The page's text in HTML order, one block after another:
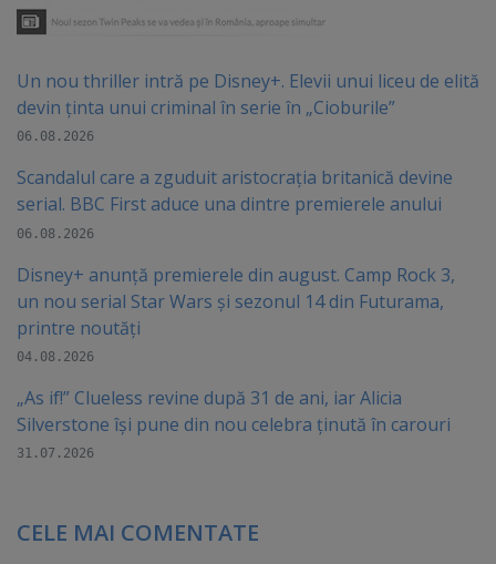
Un nou thriller intră pe Disney+. Elevii unui liceu de elită
devin ținta unui criminal în serie în „Cioburile”
06.08.2026
Scandalul care a zguduit aristocrația britanică devine
serial. BBC First aduce una dintre premierele anului
06.08.2026
Disney+ anunță premierele din august. Camp Rock 3,
un nou serial Star Wars și sezonul 14 din Futurama,
printre noutăți
04.08.2026
„As if!” Clueless revine după 31 de ani, iar Alicia
Silverstone își pune din nou celebra ținută în carouri
31.07.2026
CELE MAI COMENTATE